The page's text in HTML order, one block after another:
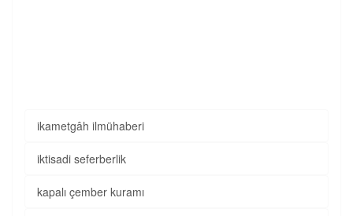
ikametgâh ilmühaberi
iktisadi seferberlik
kapalı çember kuramı